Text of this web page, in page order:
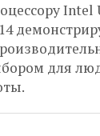
Intel
для